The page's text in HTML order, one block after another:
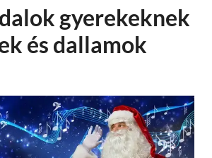
gyerekeknek
és dallamok